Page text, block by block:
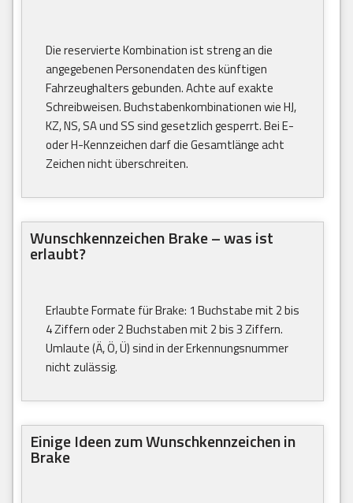
Die reservierte Kombination ist streng an die
angegebenen Personendaten des künftigen
Fahrzeughalters gebunden. Achte auf exakte
Schreibweisen. Buchstabenkombinationen wie HJ,
KZ, NS, SA und SS sind gesetzlich gesperrt. Bei E-
oder H-Kennzeichen darf die Gesamtlänge acht
Zeichen nicht überschreiten.
Wunschkennzeichen Brake – was ist
erlaubt?
Erlaubte Formate für Brake: 1 Buchstabe mit 2 bis
4 Ziffern oder 2 Buchstaben mit 2 bis 3 Ziffern.
Umlaute (Ä, Ö, Ü) sind in der Erkennungsnummer
nicht zulässig.
Einige Ideen zum Wunschkennzeichen in
Brake